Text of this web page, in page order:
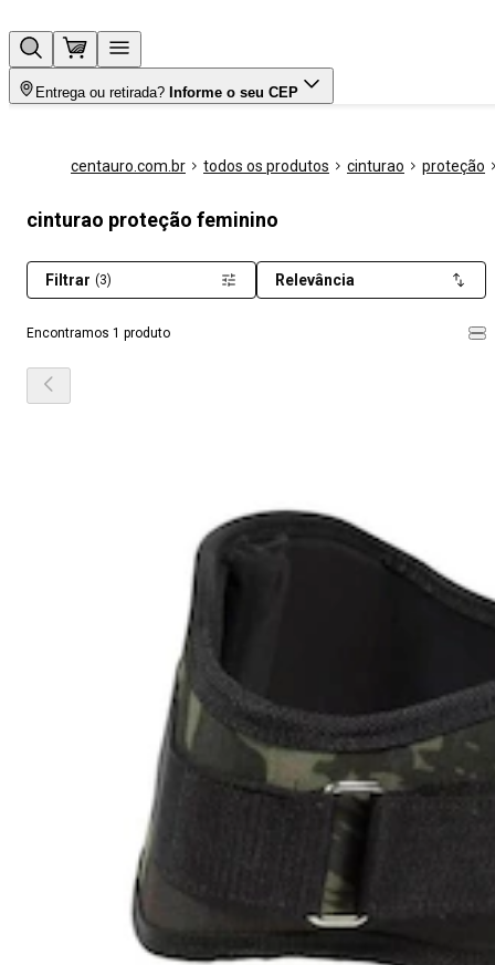
Entrega ou retirada? Informe o seu CEP
centauro.com.br todos os produtos cinturao proteção
cinturao proteção feminino
Encontramos 1 produto
Filtrar (3) Relevância